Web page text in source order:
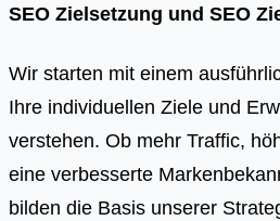
SEO Zielsetzung und SEO
Wir starten mit einem
Ihre individuellen Ziele und
verstehen. Ob mehr Traffic,
eine verbesserte
bilden die Basis unserer